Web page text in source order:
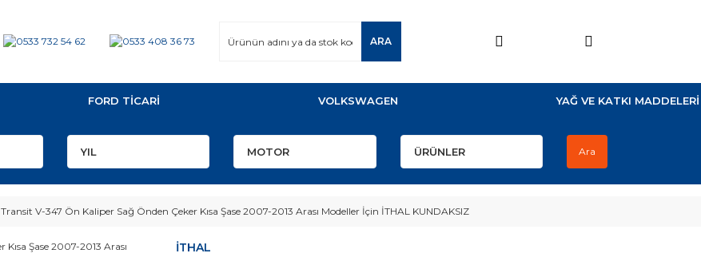
ARA
FORD TİCARİ VOLKSWAGEN YAĞ VE KATKI MADDELERİ
Ara
Transit V-347 Ön Kaliper Sağ Önden Çeker Kısa Şase 2007-2013 Arası Modeller İçin İTHAL KUNDAKSIZ
İTHAL